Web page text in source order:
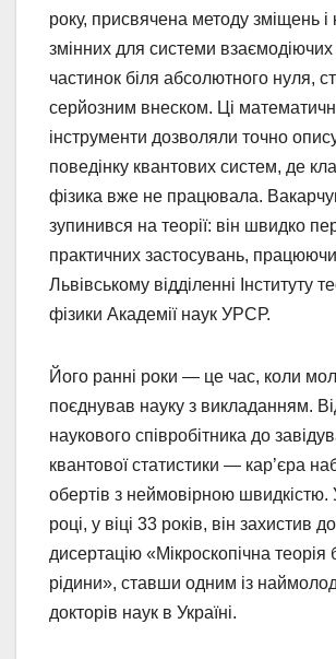
року, присвячена методу зміщень і
змінних для системи
частинок біля абсолютного нуля,
серйозним внеском. Ці
інструменти дозволяли точно
поведінку квантових систем, де
фізика вже не працювала.
зупинився на теорії: він швидко
практичних застосувань,
Львівському відділенні Інституту
фізики Академії наук УРСР.
Його ранні роки — це час, коли
поєднував науку з викладанням.
наукового співробітника до
квантової статистики — кар’єра
обертів з неймовірною
році, у віці 33 років, він захистив
дисертацію «Мікроскопічна теорія
рідини», ставши одним із
докторів наук в Україні.